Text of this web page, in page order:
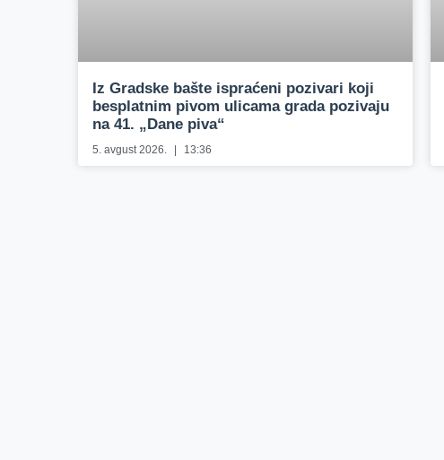
Iz Gradske bašte ispraćeni pozivari koji
besplatnim pivom ulicama grada pozivaju
na 41. „Dane piva“
5. avgust 2026. 13:36